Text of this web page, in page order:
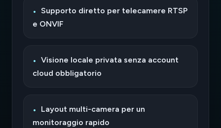
Supporto diretto per telecamere RTSP
e ONVIF
Visione locale privata senza account
cloud obbligatorio
Layout multi-camera per un
monitoraggio rapido